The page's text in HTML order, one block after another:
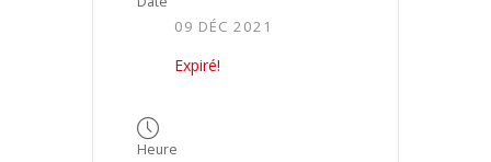
09 DÉC 2021
Expiré!
Heure